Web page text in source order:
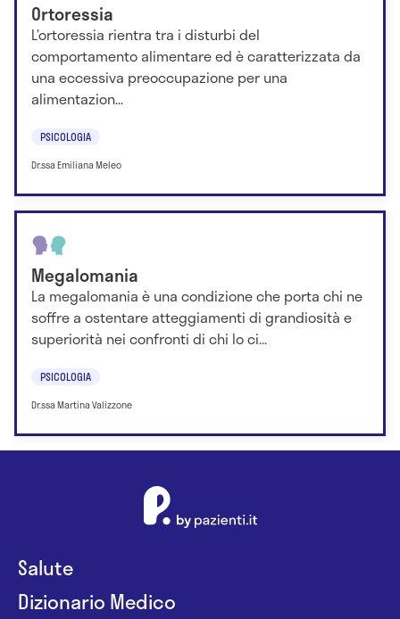
Ortoressia
L’ortoressia rientra tra i disturbi del
comportamento alimentare ed è caratterizzata da
una eccessiva preoccupazione per una
alimentazion...
PSICOLOGIA
Dr.ssa Emiliana Meleo
Megalomania
La megalomania è una condizione che porta chi ne
soffre a ostentare atteggiamenti di grandiosità e
superiorità nei confronti di chi lo ci...
PSICOLOGIA
Dr.ssa Martina Valizzone
Salute
Dizionario Medico